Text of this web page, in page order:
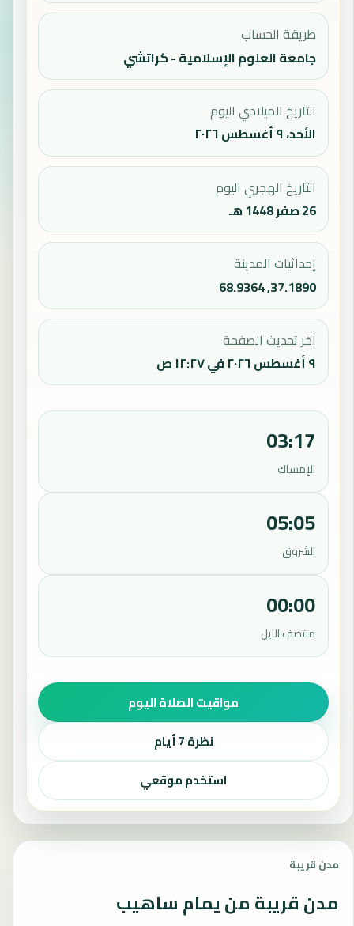
طريقة الحساب
جامعة العلوم الإسلامية - كراتشي
التاريخ الميلادي اليوم
الأحد، ٩ أغسطس ٢٠٢٦
التاريخ الهجري اليوم
26 صفر 1448 هـ
إحداثيات المدينة
37.1890, 68.9364
آخر تحديث الصفحة
٩ أغسطس ٢٠٢٦ في ١٢:٢٧ ص
03:17
الإمساك
05:05
الشروق
00:00
منتصف الليل
مواقيت الصلاة اليوم
نظرة 7 أيام
استخدم موقعي
مدن قريبة
مدن قريبة من يمام ساهيب